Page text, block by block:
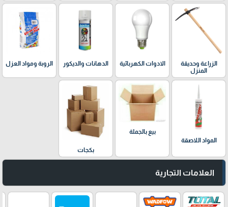
الزراعة وحديقة
المنزل
الادوات الكهربائية الدهانات والديكور الروبة ومواد العزل
المواد اللاصقة
بيع بالجملة
بكجات
العلامات التجارية